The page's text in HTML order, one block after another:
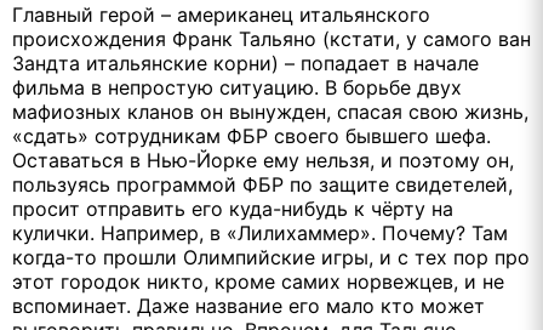
Главный герой – американец итальянского
происхождения Франк Тальяно (кстати, у самого ван
Зандта итальянские корни) – попадает в начале
фильма в непростую ситуацию. В борьбе двух
мафиозных кланов он вынужден, спасая свою жизнь,
«сдать» сотрудникам ФБР своего бывшего шефа.
Оставаться в Нью-Йорке ему нельзя, и поэтому он,
пользуясь программой ФБР по защите свидетелей,
просит отправить его куда-нибудь к чёрту на
кулички. Например, в «Лилихаммер». Почему? Там
когда-то прошли Олимпийские игры, и с тех пор про
этот городок никто, кроме самих норвежцев, и не
вспоминает. Даже название его мало кто может